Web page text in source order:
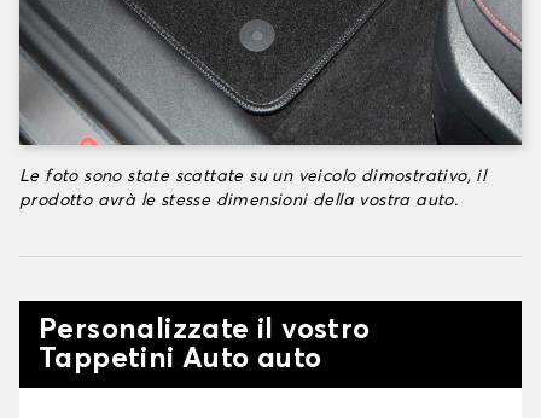
Le foto sono state scattate su un veicolo dimostrativo, il
prodotto avrà le stesse dimensioni della vostra auto.
Personalizzate il vostro
Tappetini Auto auto